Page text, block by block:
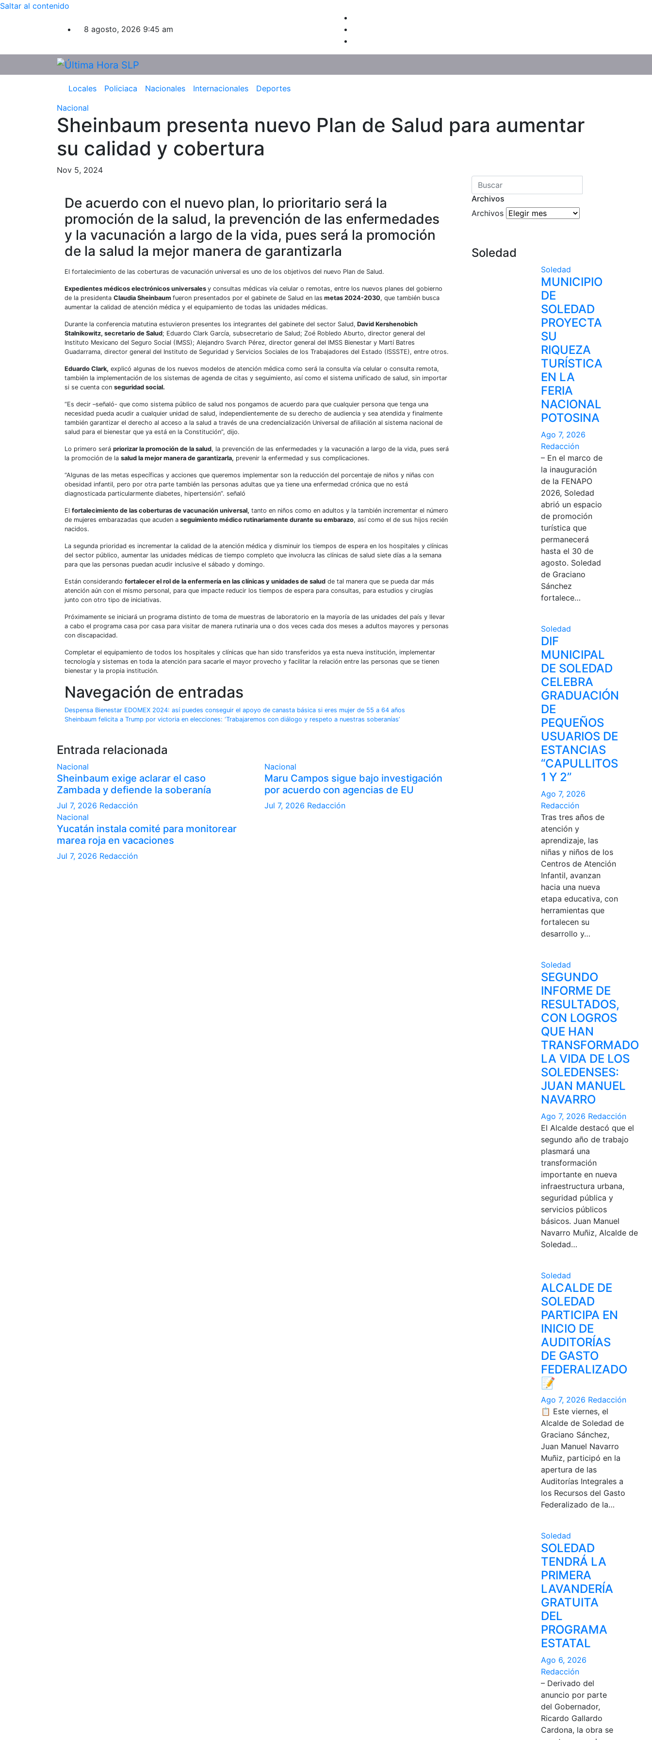
Saltar al contenido
8 agosto, 2026 9:45 am
Locales Policiaca Nacionales Internacionales
Deportes
Nacional
Sheinbaum presenta nuevo Plan de Salud para aumentar
su calidad y cobertura
Nov 5, 2024
De acuerdo con el nuevo plan, lo prioritario será la
promoción de la salud, la prevención de las enfermedades
y la vacunación a largo de la vida, pues será la promoción
de la salud la mejor manera de garantizarla
El fortalecimiento de las coberturas de vacunación universal es uno de los objetivos del nuevo Plan de Salud.
Expedientes médicos electrónicos universales y consultas médicas vía celular o remotas, entre los nuevos planes del gobierno
de la presidenta Claudia Sheinbaum fueron presentados por el gabinete de Salud en las metas 2024-2030, que también busca
aumentar la calidad de atención médica y el equipamiento de todas las unidades médicas.
Durante la conferencia matutina estuvieron presentes los integrantes del gabinete del sector Salud, David Kershenobich
Stalnikowitz, secretario de Salud; Eduardo Clark García, subsecretario de Salud; Zoé Robledo Aburto, director general del
Instituto Mexicano del Seguro Social (IMSS); Alejandro Svarch Pérez, director general del IMSS Bienestar y Martí Batres
Guadarrama, director general del Instituto de Seguridad y Servicios Sociales de los Trabajadores del Estado (ISSSTE), entre otros.
Eduardo Clark, explicó algunas de los nuevos modelos de atención médica como será la consulta vía celular o consulta remota,
también la implementación de los sistemas de agenda de citas y seguimiento, así como el sistema unificado de salud, sin importar
si se cuenta con seguridad social.
“Es decir –señaló- que como sistema público de salud nos pongamos de acuerdo para que cualquier persona que tenga una
necesidad pueda acudir a cualquier unidad de salud, independientemente de su derecho de audiencia y sea atendida y finalmente
también garantizar el derecho al acceso a la salud a través de una credencialización Universal de afiliación al sistema nacional de
salud para el bienestar que ya está en la Constitución”, dijo.
Lo primero será priorizar la promoción de la salud, la prevención de las enfermedades y la vacunación a largo de la vida, pues será
la promoción de la salud la mejor manera de garantizarla, prevenir la enfermedad y sus complicaciones.
“Algunas de las metas específicas y acciones que queremos implementar son la reducción del porcentaje de niños y niñas con
obesidad infantil, pero por otra parte también las personas adultas que ya tiene una enfermedad crónica que no está
diagnosticada particularmente diabetes, hipertensión”. señaló
El fortalecimiento de las coberturas de vacunación universal, tanto en niños como en adultos y la también incrementar el número
de mujeres embarazadas que acuden a seguimiento médico rutinariamente durante su embarazo, así como el de sus hijos recién
nacidos.
La segunda prioridad es incrementar la calidad de la atención médica y disminuir los tiempos de espera en los hospitales y clínicas
del sector público, aumentar las unidades médicas de tiempo completo que involucra las clínicas de salud siete días a la semana
para que las personas puedan acudir inclusive el sábado y domingo.
Están considerando fortalecer el rol de la enfermería en las clínicas y unidades de salud de tal manera que se pueda dar más
atención aún con el mismo personal, para que impacte reducir los tiempos de espera para consultas, para estudios y cirugías
junto con otro tipo de iniciativas.
Próximamente se iniciará un programa distinto de toma de muestras de laboratorio en la mayoría de las unidades del país y llevar
a cabo el programa casa por casa para visitar de manera rutinaria una o dos veces cada dos meses a adultos mayores y personas
con discapacidad.
Completar el equipamiento de todos los hospitales y clínicas que han sido transferidos ya esta nueva institución, implementar
tecnología y sistemas en toda la atención para sacarle el mayor provecho y facilitar la relación entre las personas que se tienen
bienestar y la propia institución.
Navegación de entradas
Despensa Bienestar EDOMEX 2024: así puedes conseguir el apoyo de canasta básica si eres mujer de 55 a 64 años
Sheinbaum felicita a Trump por victoria en elecciones: ‘Trabajaremos con diálogo y respeto a nuestras soberanías’
Entrada relacionada
Nacional
Sheinbaum exige aclarar el caso
Zambada y defiende la soberanía
Jul 7, 2026 Redacción
Nacional
Maru Campos sigue bajo investigación
por acuerdo con agencias de EU
Jul 7, 2026 Redacción
Nacional
Yucatán instala comité para monitorear
marea roja en vacaciones
Jul 7, 2026 Redacción
Archivos
Archivos
Soledad
Soledad
MUNICIPIO
DE
SOLEDAD
PROYECTA
SU
RIQUEZA
TURÍSTICA
EN LA
FERIA
NACIONAL
POTOSINA
Ago 7, 2026
Redacción
– En el marco de
la inauguración
de la FENAPO
2026, Soledad
abrió un espacio
de promoción
turística que
permanecerá
hasta el 30 de
agosto. Soledad
de Graciano
Sánchez
fortalece…
Soledad
DIF
MUNICIPAL
DE SOLEDAD
CELEBRA
GRADUACIÓN
DE
PEQUEÑOS
USUARIOS DE
ESTANCIAS
“CAPULLITOS
1 Y 2”
Ago 7, 2026
Redacción
Tras tres años de
atención y
aprendizaje, las
niñas y niños de los
Centros de Atención
Infantil, avanzan
hacia una nueva
etapa educativa, con
herramientas que
fortalecen su
desarrollo y…
Soledad
SEGUNDO
INFORME DE
RESULTADOS,
CON LOGROS
QUE HAN
TRANSFORMADO
LA VIDA DE LOS
SOLEDENSES:
JUAN MANUEL
NAVARRO
Ago 7, 2026 Redacción
El Alcalde destacó que el
segundo año de trabajo
plasmará una
transformación
importante en nueva
infraestructura urbana,
seguridad pública y
servicios públicos
básicos. Juan Manuel
Navarro Muñiz, Alcalde de
Soledad…
Soledad
ALCALDE DE
SOLEDAD
PARTICIPA EN
INICIO DE
AUDITORÍAS
DE GASTO
FEDERALIZADO
📝
Ago 7, 2026 Redacción
📋 Este viernes, el
Alcalde de Soledad de
Graciano Sánchez,
Juan Manuel Navarro
Muñiz, participó en la
apertura de las
Auditorías Integrales a
los Recursos del Gasto
Federalizado de la…
Soledad
SOLEDAD
TENDRÁ LA
PRIMERA
LAVANDERÍA
GRATUITA
DEL
PROGRAMA
ESTATAL
Ago 6, 2026
Redacción
– Derivado del
anuncio por parte
del Gobernador,
Ricardo Gallardo
Cardona, la obra se